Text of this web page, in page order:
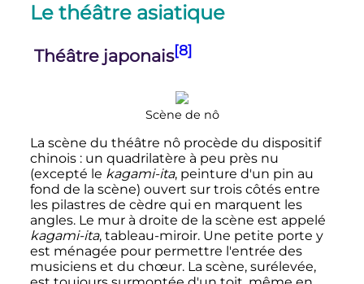
Le théâtre asiatique
Théâtre japonais[8]
Scène de nô
La scène du théâtre nô procède du dispositif
chinois : un quadrilatère à peu près nu
(excepté le kagami-ita, peinture d'un pin au
fond de la scène) ouvert sur trois côtés entre
les pilastres de cèdre qui en marquent les
angles. Le mur à droite de la scène est appelé
kagami-ita, tableau-miroir. Une petite porte y
est ménagée pour permettre l'entrée des
musiciens et du chœur. La scène, surélevée,